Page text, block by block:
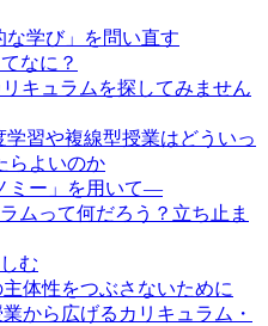
な学び」を問い直す
なに？
キュラムを探してみません
学習や複線型授業はどういっ
らよいのか
ミー」を用いて―
ムって何だろう？立ち止ま
む
体性をつぶさないために
から広げるカリキュラム・